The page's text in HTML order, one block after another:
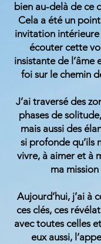
bien au-delà de ce
Cela a été un
invitation intérieure
écouter cette
insistante de l’âme
foi sur le chemin
J’ai traversé des
phases de
mais aussi des
si profonde qu’ils
vivre, à aimer et à
ma
Aujourd’hui, j’ai à
ces clés, ces
avec toutes celles
eux aussi,